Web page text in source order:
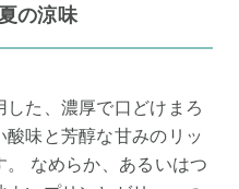
の涼味
た、濃厚で口どけまろ
味と芳醇な甘みのリッ
なめらか、あるいはつ